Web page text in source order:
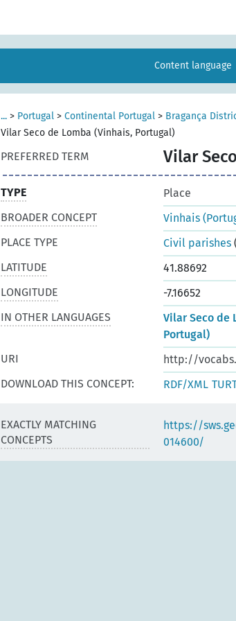
Content language
... > Portugal > Continental Portugal > Bragança
Vilar Seco de Lomba (Vinhais, Portugal)
PREFERRED TERM Vilar
TYPE
Place
BROADER CONCEPT
Vinhais
PLACE TYPE
Civil parishes
LATITUDE
41.88692
LONGITUDE
-7.16652
IN OTHER LANGUAGES
Vilar Seco de
Portugal)
URI
http://
DOWNLOAD THIS CONCEPT:
RDF/XML
EXACTLY MATCHING
CONCEPTS
https://
014600/